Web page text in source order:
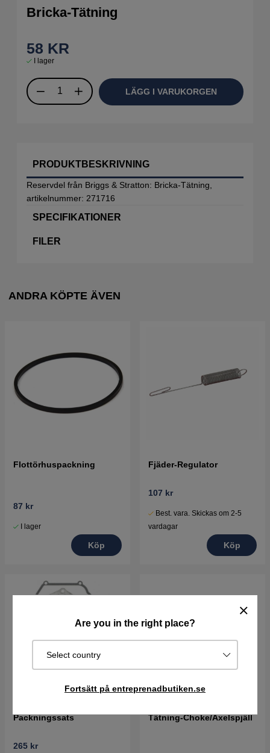
Are you in the right place?
Select country
Fortsätt på entreprenadbutiken.se
Bricka-Tätning
58 KR
I lager
LÄGG I VARUKORGEN
PRODUKTBESKRIVNING
Reservdel från Briggs & Stratton: Bricka-Tätning,
artikelnummer: 271716
SPECIFIKATIONER
FILER
ANDRA KÖPTE ÄVEN
Flottörhuspackning
87 kr
I lager
Köp
Fjäder-Regulator
107 kr
Best. vara. Skickas om 2-5
vardagar
Köp
Packningssats
265 kr
Tätning-Choke/Axelspjäll